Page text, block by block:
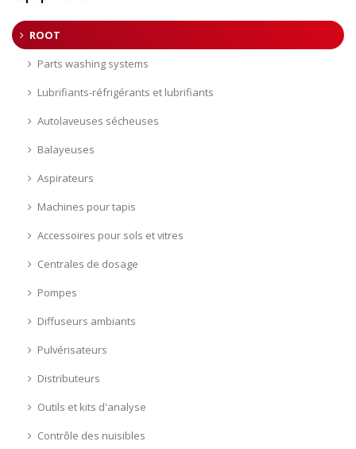
ROOT
Parts washing systems
Lubrifiants-réfrigérants et lubrifiants
Autolaveuses sécheuses
Balayeuses
Aspirateurs
Machines pour tapis
Accessoires pour sols et vitres
Centrales de dosage
Pompes
Diffuseurs ambiants
Pulvérisateurs
Distributeurs
Outils et kits d'analyse
Contrôle des nuisibles